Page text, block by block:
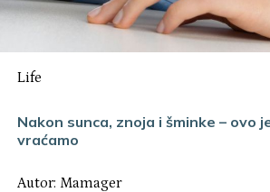
Life
Nakon sunca, znoja i šminke – ovo
vraćamo
Autor: Mamager